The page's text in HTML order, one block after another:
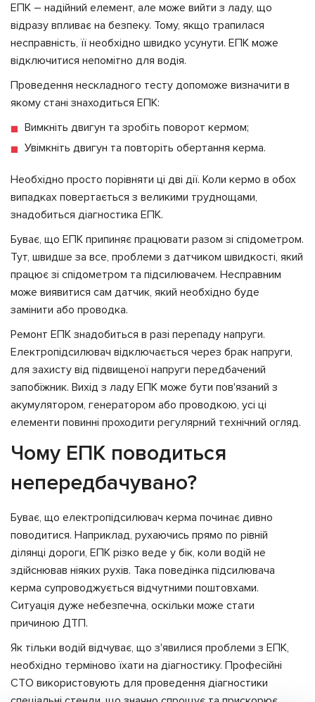
ЕПК – надійний елемент, але може вийти з ладу, що
відразу впливає на безпеку. Тому, якщо трапилася
несправність, її необхідно швидко усунути. ЕПК може
відключитися непомітно для водія.
Проведення нескладного тесту допоможе визначити в
якому стані знаходиться ЕПК:
Вимкніть двигун та зробіть поворот кермом;
Увімкніть двигун та повторіть обертання керма.
Необхідно просто порівняти ці дві дії. Коли кермо в обох
випадках повертається з великими труднощами,
знадобиться діагностика ЕПК.
Буває, що ЕПК припиняє працювати разом зі спідометром.
Тут, швидше за все, проблеми з датчиком швидкості, який
працює зі спідометром та підсилювачем. Несправним
може виявитися сам датчик, який необхідно буде
замінити або проводка.
Ремонт ЕПК знадобиться в разі перепаду напруги.
Електропідсилювач відключається через брак напруги,
для захисту від підвищеної напруги передбачений
запобіжник. Вихід з ладу ЕПК може бути пов'язаний з
акумулятором, генератором або проводкою, усі ці
елементи повинні проходити регулярний технічний огляд.
Чому ЕПК поводиться
непередбачувано?
Буває, що електропідсилювач керма починає дивно
поводитися. Наприклад, рухаючись прямо по рівній
ділянці дороги, ЕПК різко веде у бік, коли водій не
здійснював ніяких рухів. Така поведінка підсилювача
керма супроводжується відчутними поштовхами.
Ситуація дуже небезпечна, оскільки може стати
причиною ДТП.
Як тільки водій відчуває, що з'явилися проблеми з ЕПК,
необхідно терміново їхати на діагностику. Професійні
СТО використовують для проведення діагностики